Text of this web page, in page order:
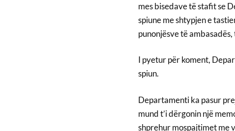
mes bisedave të stafit se
spiune me shtypjen e
punonjësve të
I pyetur për koment,
spiun.
Departamenti ka pasur
mund t’i dërgonin një
shprehur mospajtimet me